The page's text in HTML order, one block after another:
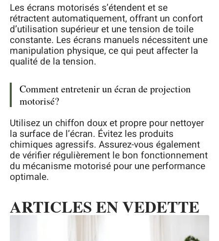
Les écrans motorisés s’étendent et se
rétractent automatiquement, offrant un confort
d’utilisation supérieur et une tension de toile
constante. Les écrans manuels nécessitent une
manipulation physique, ce qui peut affecter la
qualité de la tension.
Comment entretenir un écran de projection
motorisé?
Utilisez un chiffon doux et propre pour nettoyer
la surface de l’écran. Évitez les produits
chimiques agressifs. Assurez-vous également
de vérifier régulièrement le bon fonctionnement
du mécanisme motorisé pour une performance
optimale.
ARTICLES EN VEDETTE